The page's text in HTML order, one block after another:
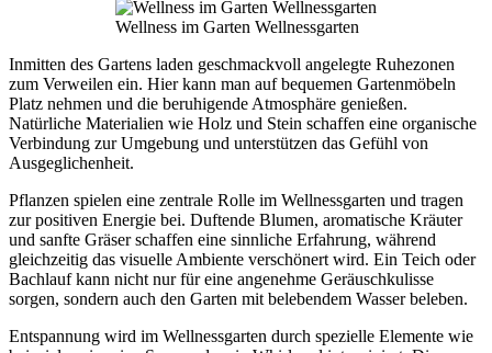
Wellness im Garten Wellnessgarten
Inmitten des Gartens laden geschmackvoll angelegte Ruhezonen
zum Verweilen ein. Hier kann man auf bequemen Gartenmöbeln
Platz nehmen und die beruhigende Atmosphäre genießen.
Natürliche Materialien wie Holz und Stein schaffen eine organische
Verbindung zur Umgebung und unterstützen das Gefühl von
Ausgeglichenheit.
Pflanzen spielen eine zentrale Rolle im Wellnessgarten und tragen
zur positiven Energie bei. Duftende Blumen, aromatische Kräuter
und sanfte Gräser schaffen eine sinnliche Erfahrung, während
gleichzeitig das visuelle Ambiente verschönert wird. Ein Teich oder
Bachlauf kann nicht nur für eine angenehme Geräuschkulisse
sorgen, sondern auch den Garten mit belebendem Wasser beleben.
Entspannung wird im Wellnessgarten durch spezielle Elemente wie